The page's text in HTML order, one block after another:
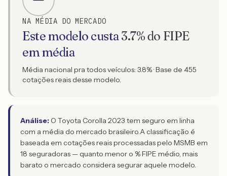
NA MÉDIA DO MERCADO
Este modelo custa3.7% do FIPE
em média
Média nacional pra todos veículos: 3.8% · Base de 455
cotações reais desse modelo.
Análise: O Toyota Corolla 2023 tem seguro em linha
com a média do mercado brasileiro.A classificação é
baseada em cotações reais processadas pelo MSMB em
18 seguradoras — quanto menor o % FIPE médio, mais
barato o mercado considera segurar aquele modelo.